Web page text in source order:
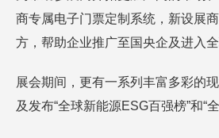
商专属电子门票定制系统，新设展
方，帮助企业推广至国央企及进入
展会期间，更有一系列丰富多彩的
及发布“全球新能源ESG百强榜”和“